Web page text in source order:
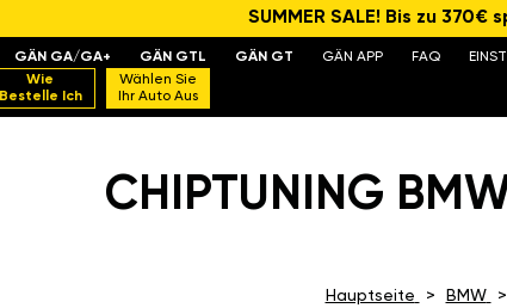
SUMMER SALE! Bis zu
GÄN GA/GA+ GÄN GTL GÄN GT GÄN APP FAQ
Wie
Bestelle Ich
Wählen Sie
Ihr Auto Aus
CHIPTUNING
Hauptseite BMW